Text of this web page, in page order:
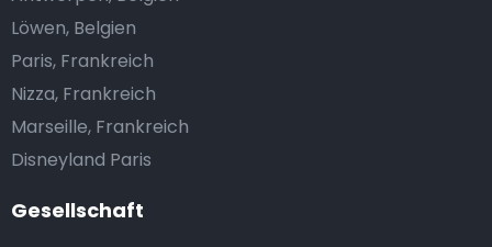
Gesellschaft
Löwen, Belgien
Paris, Frankreich
Nizza, Frankreich
Marseille, Frankreich
Disneyland Paris